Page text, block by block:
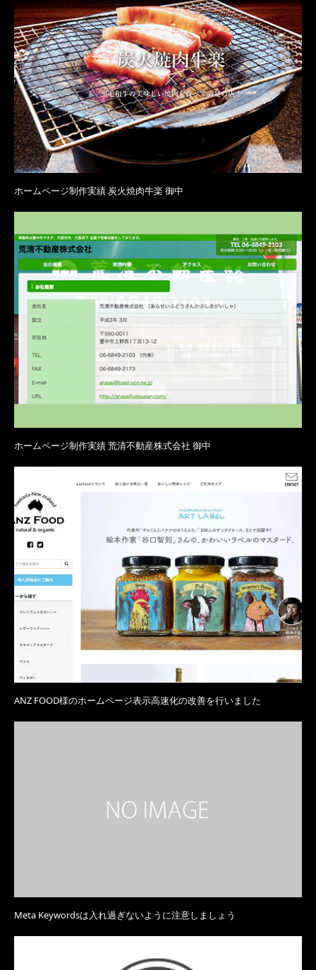
ホームページ制作実績 炭火焼肉牛楽 御中
ホームページ制作実績 荒清不動産株式会社 御中
ANZ FOOD様のホームページ表示高速化の改善を行いました
Meta Keywordsは入れ過ぎないように注意しましょう